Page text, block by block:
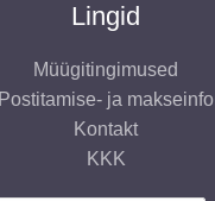
Lingid
Müügitingimused
Postitamise- ja makseinfo
Kontakt
KKK